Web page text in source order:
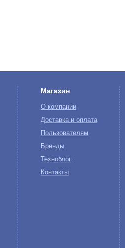
Магазин
О компании
Доставка и оплата
Пользователям
Бренды
Техноблог
Контакты